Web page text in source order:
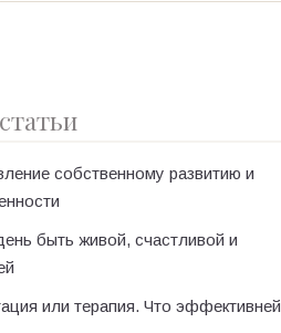
собственному развитию и
быть живой, счастливой и
или терапия. Что эффективней